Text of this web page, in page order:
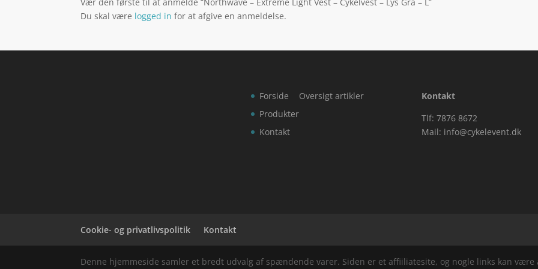
Du skal være logged in for at afgive en anmeldelse.
Forside
Produkter
Kontakt
Oversigt artikler
Kontakt
Tlf: 7876 8672
Mail: info@cykelevent.dk
Cookie- og privatlivspolitik Kontakt
Denne hjemmeside samler et bredt udvalg af spændende varer. Siden er et affiiliatesite, og nogle links kan være